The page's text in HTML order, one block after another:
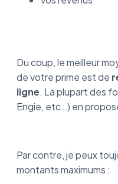
Du coup, le meilleur
de votre prime est de
ligne. La plupart des
Engie, etc…) en
Par contre, je peux
montants maximums :